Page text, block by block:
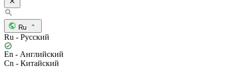
Ru
Ru - Русский
En - Английский
Cn - Китайский